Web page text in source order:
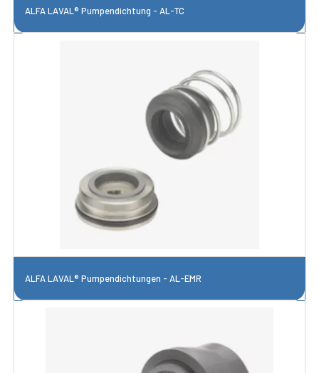
ALFA LAVAL® Pumpendichtung - AL-TC
ALFA LAVAL® Pumpendichtungen - AL-EMR